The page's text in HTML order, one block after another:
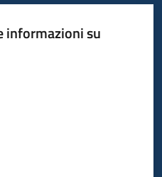
informazioni su